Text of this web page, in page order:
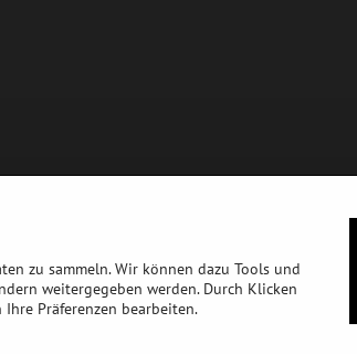
zu sammeln. Wir können dazu Tools und
weitergegeben werden. Durch Klicken
Präferenzen bearbeiten.